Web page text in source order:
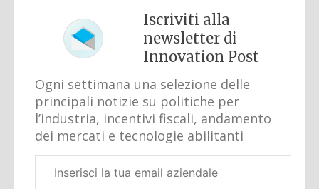
Iscriviti alla
newsletter di
Innovation Post
Ogni settimana una selezione delle
principali notizie su politiche per
l’industria, incentivi fiscali, andamento
dei mercati e tecnologie abilitanti
aziendale